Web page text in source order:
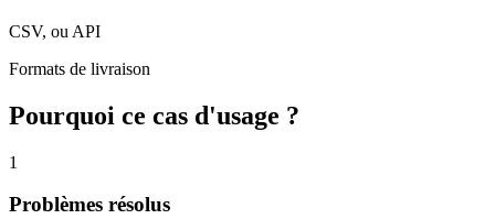
CSV, ou API
Formats de livraison
Pourquoi ce cas d'usage ?
1
Problèmes résolus